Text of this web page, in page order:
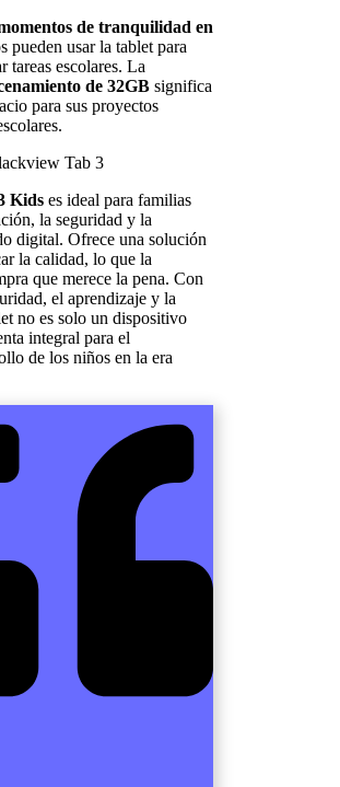
de tranquilidad en
pueden usar la tablet para
tareas escolares. La
de 32GB significa
para sus proyectos
Kids es ideal para familias
la seguridad y la
digital. Ofrece una solución
la calidad, lo que la
que merece la pena. Con
el aprendizaje y la
no es solo un dispositivo
integral para el
de los niños en la era